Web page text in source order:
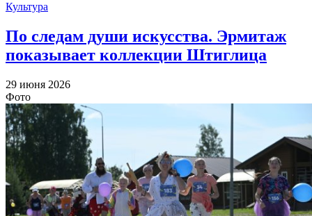
Культура
По следам души искусства. Эрмитаж
показывает коллекции Штиглица
29 июня 2026
Фото